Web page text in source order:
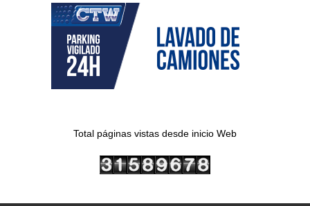
Total páginas vistas desde inicio Web